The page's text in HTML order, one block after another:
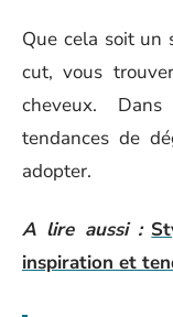
Que cela soit un
cut, vous
cheveux.
tendances de
adopter.
A lire aussi :
inspiration et